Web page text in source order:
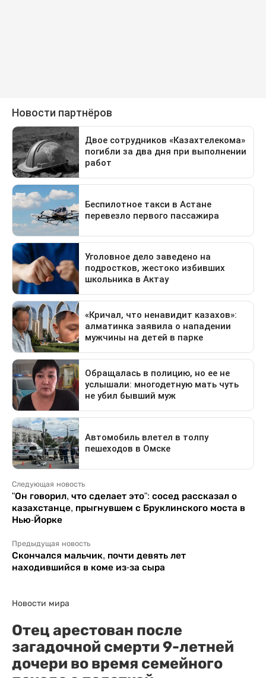
Следующая новость
"Он говорил, что сделает это": сосед рассказал о
казахстанце, прыгнувшем с Бруклинского моста в
Нью-Йорке
Предыдущая новость
Скончался мальчик, почти девять лет
находившийся в коме из-за сыра
Новости мира
Отец арестован после
загадочной смерти 9-летней
дочери во время семейного